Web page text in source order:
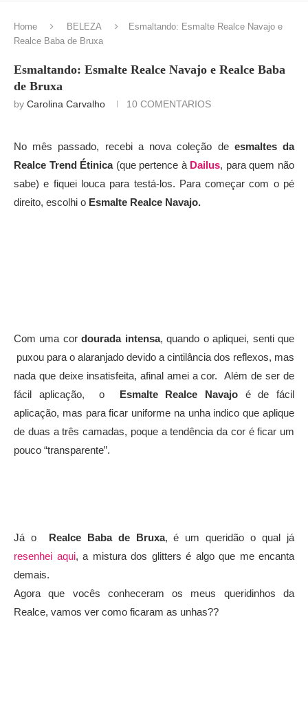
Home BELEZA
Esmaltando: Esmalte Realce Navajo e
Realce Baba de Bruxa
Esmaltando: Esmalte Realce Navajo e Realce Baba
de Bruxa
by Carolina Carvalho 10 COMENTARIOS
No mês passado, recebi a nova coleção deesmaltes da
Realce Trend Étinica(que pertence à Dailus, para quem não
sabe) e fiquei louca para testá-los. Para começar com o pé
direito, escolhi o Esmalte Realce Navajo.
Com uma cordourada intensa, quando o apliquei, senti que
puxou para o alaranjado devido a cintilância dos reflexos, mas
nada que deixe insatisfeita, afinal amei a cor. Além de ser de
fácil aplicação, o Esmalte Realce Navajo é de fácil
aplicação, mas para ficar uniforme na unha indico que aplique
de duas a três camadas, poque a tendência da cor é ficar um
pouco “transparente”.
Já o Realce Baba de Bruxa, é um queridão o qual já
resenhei aqui, a mistura dos glitters é algo que me encanta
demais.
Agora que vocês conheceram os meus queridinhos da
Realce, vamos ver como ficaram as unhas??